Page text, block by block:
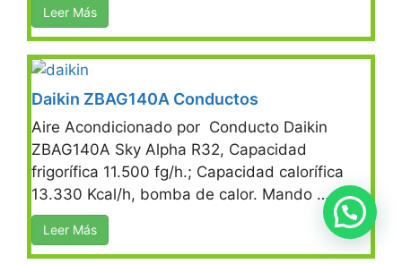
Leer Más
Daikin ZBAG140A Conductos
Aire Acondicionado por Conducto Daikin
ZBAG140A Sky Alpha R32, Capacidad
frigorífica 11.500 fg/h.; Capacidad calorífica
13.330 Kcal/h, bomba de calor. Mando …
Leer Más